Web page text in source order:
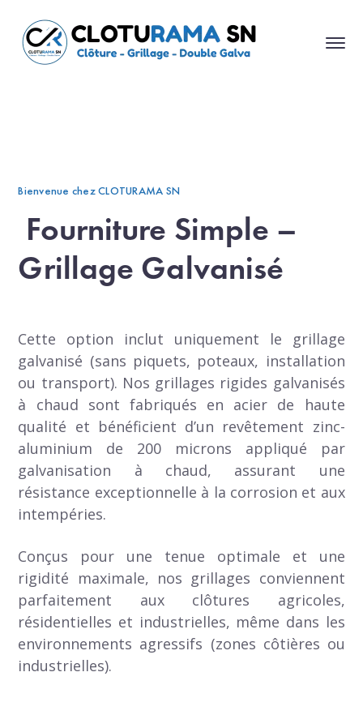
Bienvenue chez CLOTURAMA SN
Fourniture Simple –
Grillage Galvanisé
Cette option inclut uniquement le grillage
galvanisé (sans piquets, poteaux, installation
ou transport). Nos grillages rigides galvanisés
à chaud sont fabriqués en acier de haute
qualité et bénéficient d’un revêtement zinc-
aluminium de 200 microns appliqué par
galvanisation à chaud, assurant une
résistance exceptionnelle à la corrosion et aux
intempéries.
Conçus pour une tenue optimale et une
rigidité maximale, nos grillages conviennent
parfaitement aux clôtures agricoles,
résidentielles et industrielles, même dans les
environnements agressifs (zones côtières ou
industrielles).